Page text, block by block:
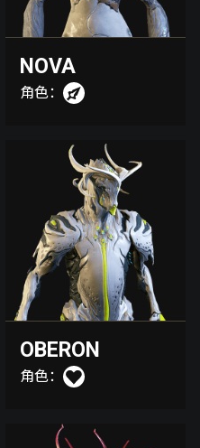
NOVA
角色：
OBERON
角色：